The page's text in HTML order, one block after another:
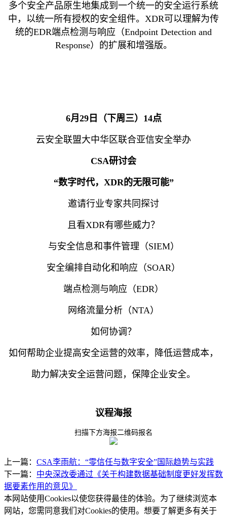
多个安全产品原生地集成到一个统一的安全运行系统
中，以统一所有授权的安全组件。XDR可以理解为传
统的EDR端点检测与响应（Endpoint Detection and
Response）的扩展和增强版。
6月29日（下周三）14点
云安全联盟大中华区联合亚信安全举办
CSA研讨会
“数字时代，XDR的无限可能”
邀请行业专家共同探讨
且看XDR有哪些威力？
与安全信息和事件管理（SIEM）
安全编排自动化和响应（SOAR）
端点检测与响应（EDR）
网络流量分析（NTA）
如何协调？
如何帮助企业提高安全运营的效率，降低运营成本，
助力解决安全运营问题，保障企业安全。
议程海报
扫描下方海报二维码报名
上一篇： CSA李雨航：“零信任与数字安全”国际趋势与实践
下一篇： 中央深改委通过《关于构建数据基础制度更好发挥数
据要素作用的意见》
本网站使用Cookies以使您获得最佳的体验。为了继续浏览本
网站，您需同意我们对Cookies的使用。想要了解更多有关于